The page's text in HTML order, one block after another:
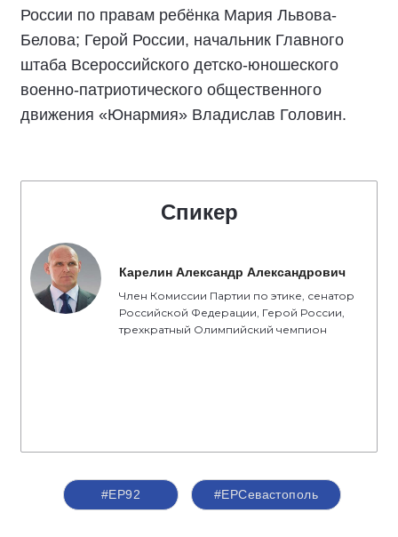
России по правам ребёнка Мария Львова-
Белова; Герой России, начальник Главного
штаба Всероссийского детско-юношеского
военно-патриотического общественного
движения «Юнармия» Владислав Головин.
Спикер
Карелин Александр Александрович
Член Комиссии Партии по этике, сенатор
Российской Федерации, Герой России,
трехкратный Олимпийский чемпион
#ЕР92 #ЕРСевастополь